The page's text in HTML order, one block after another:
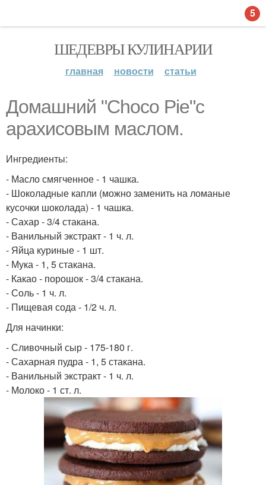
ШЕДЕВРЫ КУЛИНАРИИ
главная новости статьи
Домашний "Choco Pie"с
арахисовым маслом.
Ингредиенты:
- Масло смягченное - 1 чашка.
- Шоколадные капли (можно заменить на ломаные
кусочки шоколада) - 1 чашка.
- Сахар - 3/4 стакана.
- Ванильный экстракт - 1 ч. л.
- Яйца куриные - 1 шт.
- Мука - 1, 5 стакана.
- Какао - порошок - 3/4 стакана.
- Соль - 1 ч. л.
- Пищевая сода - 1/2 ч. л.
Для начинки:
- Сливочный сыр - 175-180 г.
- Сахарная пудра - 1, 5 стакана.
- Ванильный экстракт - 1 ч. л.
- Молоко - 1 ст. л.
5